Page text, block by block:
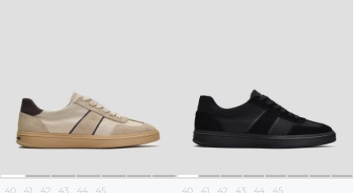
40 41 42 43 44 45 40 41 42 43 44 45